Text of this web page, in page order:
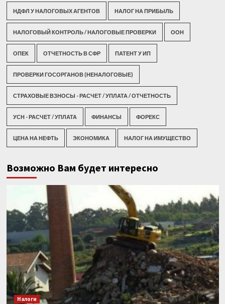
НДФЛ У НАЛОГОВЫХ АГЕНТОВ НАЛОГ НА ПРИБЫЛЬ
НАЛОГОВЫЙ КОНТРОЛЬ / НАЛОГОВЫЕ ПРОВЕРКИ ООН
ОПЕК ОТЧЕТНОСТЬ В СФР ПАТЕНТ У ИП
ПРОВЕРКИ ГОСОРГАНОВ (НЕНАЛОГОВЫЕ)
СТРАХОВЫЕ ВЗНОСЫ - РАСЧЕТ / УПЛАТА / ОТЧЕТНОСТЬ
УСН - РАСЧЕТ / УПЛАТА ФИНАНСЫ ФОРЕКС
ЦЕНА НА НЕФТЬ ЭКОНОМИКА НАЛОГ НА ИМУЩЕСТВО
Возможно Вам будет интересно
Налоги